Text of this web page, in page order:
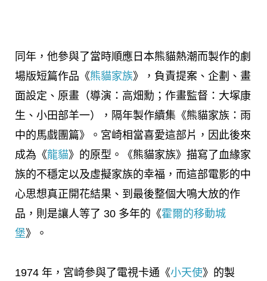
同年，他參與了當時順應日本熊貓熱潮而製作的劇
場版短篇作品《熊貓家族》，負責提案、企劃、畫
面設定、原畫（導演：高畑勳；作畫監督：大塚康
生、小田部羊一），隔年製作續集《熊貓家族：雨
中的馬戲團篇》。宮崎相當喜愛這部片，因此後來
成為《龍貓》的原型。《熊貓家族》描寫了血緣家
族的不穩定以及虛擬家族的幸福，而這部電影的中
心思想真正開花結果、到最後整個大鳴大放的作
品，則是讓人等了 30 多年的《霍爾的移動城
堡》。
1974 年，宮崎參與了電視卡通《小天使》的製